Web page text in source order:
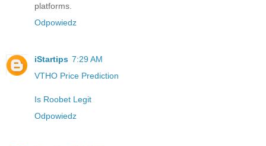
platforms.
Odpowiedz
iStartips 7:29 AM
VTHO Price Prediction
Is Roobet Legit
Odpowiedz